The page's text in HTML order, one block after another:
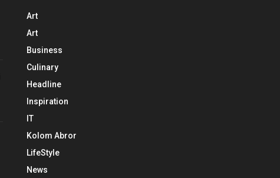
Art
Art
Business
Culinary
Headline
Inspiration
IT
Kolom Abror
LifeStyle
News